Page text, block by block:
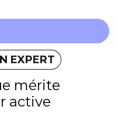
EXPERT
mérite
active